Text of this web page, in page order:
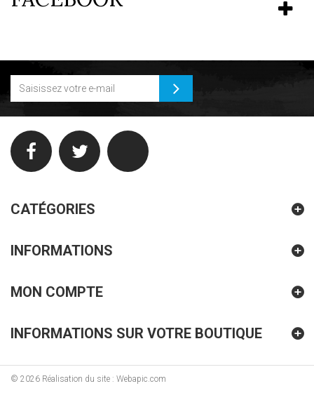
CATÉGORIES
INFORMATIONS
© 2026 Réalisation du site : Webapic.com
MON COMPTE
INFORMATIONS SUR VOTRE BOUTIQUE